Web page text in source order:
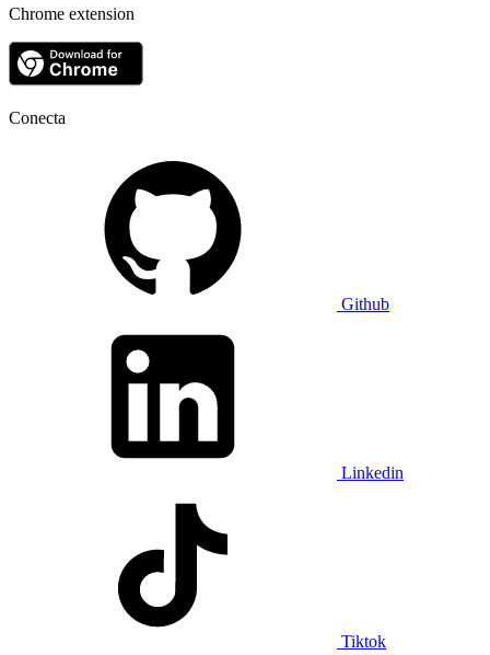
Chrome extension
Conecta
Github
Linkedin
Tiktok